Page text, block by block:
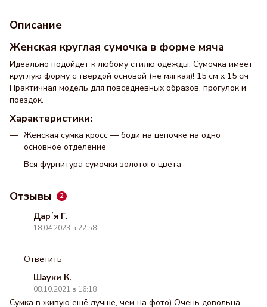
Описание
Женская круглая сумочка в форме мяча
Идеально подойдёт к любому стилю одежды. Сумочка имеет
круглую форму с твердой основой (не мягкая)! 15 см х 15 см
Практичная модель для повседневных образов, прогулок и
поездок.
Характеристики:
Женская сумка кросс — боди на цепочке на одно
основное отделение
Вся фурнитура сумочки золотого цвета
Отзывы 2
Дарʼя Г.
18.04.2023 в 22:58
Ответить
Шауки К.
08.10.2021 в 16:18
Сумка в живую ещё лучше, чем на фото) Очень довольна